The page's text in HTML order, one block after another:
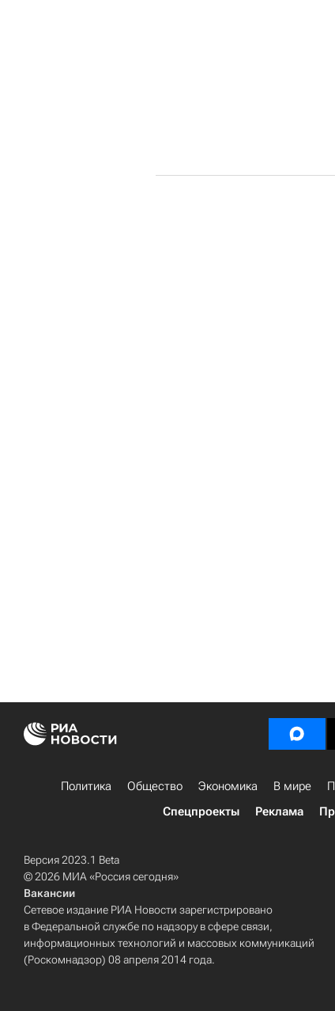
Политика Общество Экономика В мире
Спецпроекты
Реклама
Версия 2023.1 Beta
© 2026 МИА «Россия сегодня»
Вакансии
Сетевое издание РИА Новости зарегистрировано
в Федеральной службе по надзору в сфере связи,
информационных технологий и массовых коммуникаций
(Роскомнадзор) 08 апреля 2014 года.